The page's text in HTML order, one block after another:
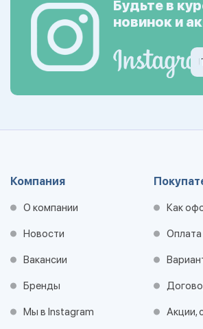
Будьте в
новинок и
Компания
О компании
Новости
Вакансии
Бренды
Мы в Instagram
Как
Акции,